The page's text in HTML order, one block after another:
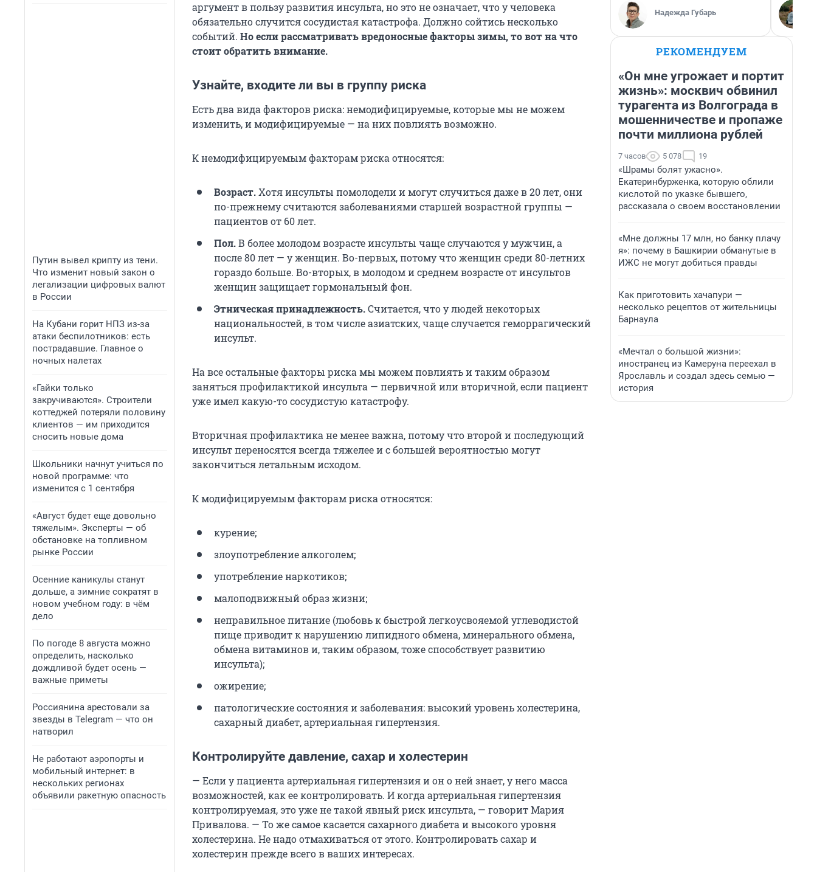
Путин вывел крипту из тени.
Что изменит новый закон о
легализации цифровых валют
в России
На Кубани горит НПЗ из-за
атаки беспилотников: есть
пострадавшие. Главное о
ночных налетах
«Гайки только
закручиваются». Строители
коттеджей потеряли половину
клиентов — им приходится
сносить новые дома
Школьники начнут учиться по
новой программе: что
изменится с 1 сентября
«Август будет еще довольно
тяжелым». Эксперты — об
обстановке на топливном
рынке России
Осенние каникулы станут
дольше, а зимние сократят в
новом учебном году: в чём
дело
По погоде 8 августа можно
определить, насколько
дождливой будет осень —
важные приметы
Россиянина арестовали за
звезды в Telegram — что он
натворил
Не работают аэропорты и
мобильный интернет: в
нескольких регионах
объявили ракетную опасность
аргумент в пользу развития инсульта, но это не означает, что у человека
обязательно случится сосудистая катастрофа. Должно сойтись несколько
событий. Но если рассматривать вредоносные факторы зимы, то вот на что
стоит обратить внимание.
Узнайте, входите ли вы в группу риска
Есть два вида факторов риска: немодифицируемые, которые мы не можем
изменить, и модифицируемые — на них повлиять возможно.
К немодифицируемым факторам риска относятся:
Возраст.Хотя инсульты помолодели и могут случиться даже в 20 лет, они
по-прежнему считаются заболеваниями старшей возрастной группы —
пациентов от 60 лет.
Пол.В более молодом возрасте инсульты чаще случаются у мужчин, а
после 80 лет — у женщин. Во-первых, потому что женщин среди 80-летних
гораздо больше. Во-вторых, в молодом и среднем возрасте от инсультов
женщин защищает гормональный фон.
Этническая принадлежность.Считается, что у людей некоторых
национальностей, в том числе азиатских, чаще случается геморрагический
инсульт.
На все остальные факторы риска мы можем повлиять и таким образом
заняться профилактикой инсульта — первичной или вторичной, если пациент
уже имел какую-то сосудистую катастрофу.
Вторичная профилактика не менее важна, потому что второй и последующий
инсульт переносятся всегда тяжелее и с большей вероятностью могут
закончиться летальным исходом.
К модифицируемым факторам риска относятся:
курение;
злоупотребление алкоголем;
употребление наркотиков;
малоподвижный образ жизни;
неправильное питание (любовь к быстрой легкоусвояемой углеводистой
пище приводит к нарушению липидного обмена, минерального обмена,
обмена витаминов и, таким образом, тоже способствует развитию
инсульта);
ожирение;
патологические состояния и заболевания: высокий уровень холестерина,
сахарный диабет, артериальная гипертензия.
Контролируйте давление, сахар и холестерин
— Если у пациента артериальная гипертензия и он о ней знает, у него масса
возможностей, как ее контролировать. И когда артериальная гипертензия
контролируемая, это уже не такой явный риск инсульта, — говорит Мария
Привалова. — То же самое касается сахарного диабета и высокого уровня
холестерина. Не надо отмахиваться от этого. Контролировать сахар и
холестерин прежде всего в ваших интересах.
Надежда Губарь
РЕКОМЕНДУЕМ
«Он мне угрожает и портит
жизнь»: москвич обвинил
турагента из Волгограда в
мошенничестве и пропаже
почти миллиона рублей
7 часов 5 078 19
«Шрамы болят ужасно».
Екатеринбурженка, которую облили
кислотой по указке бывшего,
рассказала о своем восстановлении
«Мне должны 17 млн, но банку плачу
я»: почему в Башкирии обманутые в
ИЖС не могут добиться правды
Как приготовить хачапури —
несколько рецептов от жительницы
Барнаула
«Мечтал о большой жизни»:
иностранец из Камеруна переехал в
Ярославль и создал здесь семью —
история